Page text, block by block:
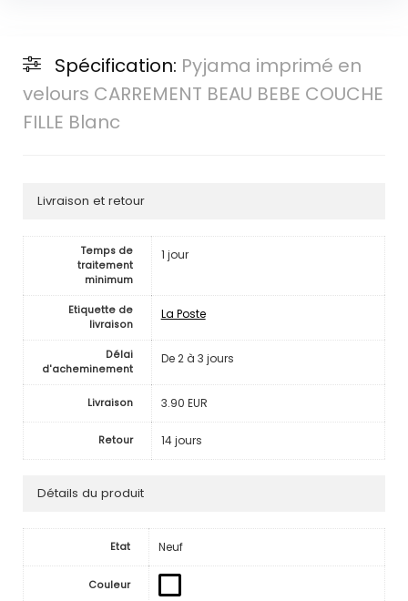
Spécification: Pyjama imprimé en
velours CARREMENT BEAU BEBE COUCHE
FILLE Blanc
Livraison et retour
Temps de
traitement
minimum
1 jour
Etiquette de
livraison
La Poste
Délai
d'acheminement
De 2 à 3 jours
Livraison 3.90 EUR
Retour 14 jours
Détails du produit
Etat Neuf
Couleur